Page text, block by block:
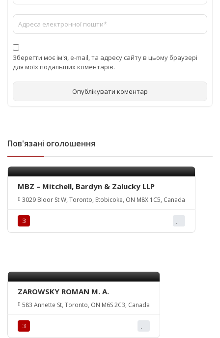
Зберегти моє ім'я, e-mail, та адресу сайту в цьому браузері
для моїх подальших коментарів.
Пов'язані оголошення
MBZ – Mitchell, Bardyn & Zalucky LLP
3029 Bloor St W, Toronto, Etobicoke, ON M8X 1C5, Canada
З
ZAROWSKY ROMAN M. A.
583 Annette St, Toronto, ON M6S 2C3, Canada
З